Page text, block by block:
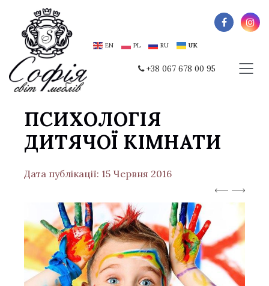
EN PL RU UK
+38 067 678 00 95
ПСИХОЛОГІЯ
ДИТЯЧОЇ КІМНАТИ
Дата публікації: 15 Червня 2016